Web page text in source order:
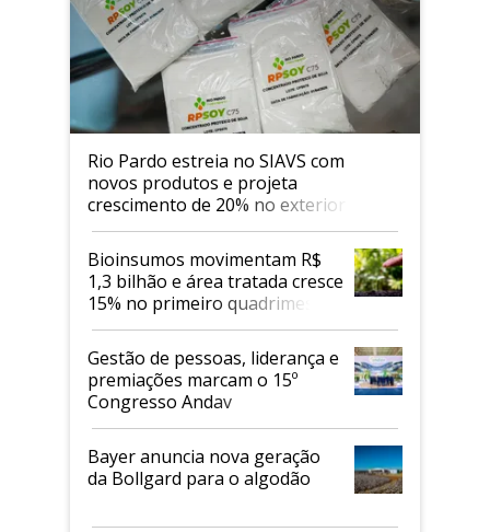
Rio Pardo estreia no SIAVS com
novos produtos e projeta
crescimento de 20% no exterior
Bioinsumos movimentam R$
1,3 bilhão e área tratada cresce
15% no primeiro quadrimestre
de 2026
Gestão de pessoas, liderança e
premiações marcam o 15º
Congresso Andav
Bayer anuncia nova geração
da Bollgard para o algodão